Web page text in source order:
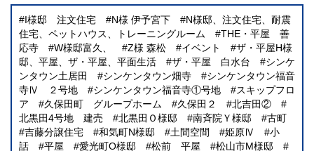
I様邸 注文住宅 N様 伊予宮下
N様邸、注文住宅、耐震
住宅、ペットハウス、トレーニングルーム
THE・平屋 善
応寺
W様邸富久、 Z様 森松 イベント
ザ・平屋H様
邸、平屋、ザ・平屋、平面生活
ザ・平屋 白水台
シンケ
ンタウン土居田
シンケンタウン畑寺
シンケンタウン福音
寺Ⅳ ２号地
シンケンタウン福音寺①号地
スキップフロ
ア
久保田町 グループホーム 久保田２
北吉田②
北黒田4号地 建売
北黒田Ｏ様邸 南斉院Ｙ様邸
古町
吉藤分譲住宅
和気町N様邸 土間空間 姫原Ⅳ
小
話
平屋 愛光町O様邸 松前 平屋 松山市M様邸